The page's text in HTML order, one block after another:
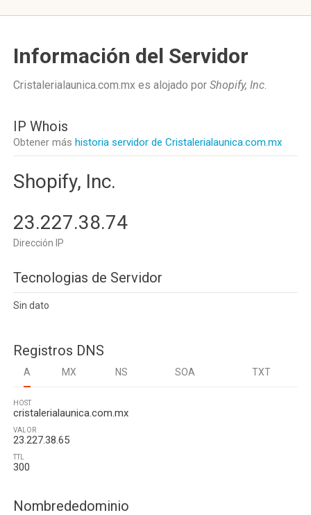
Información del Servidor
Cristalerialaunica.com.mx es alojado por Shopify, Inc.
IP Whois
Obtener más historia servidor de Cristalerialaunica.com.mx
Shopify, Inc.
23.227.38.74
Dirección IP
Tecnologias de Servidor
Sin dato
Registros DNS
A MX NS SOA TXT
HOST
cristalerialaunica.com.mx
VALOR
23.227.38.65
TTL
300
Nombrededominio